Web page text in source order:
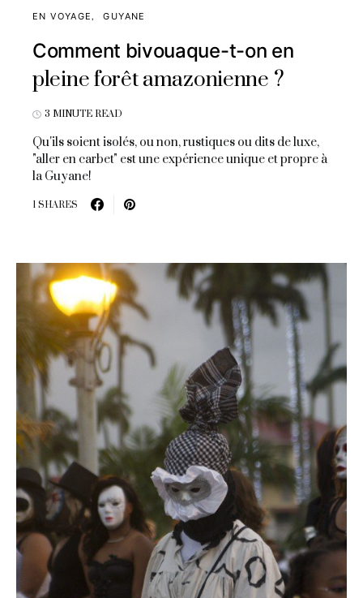
EN VOYAGE GUYANE
Comment bivouaque-t-on en
pleine forêt amazonienne ?
3 MINUTE READ
Qu'ils soient isolés, ou non, rustiques ou dits de luxe,
"aller en carbet" est une expérience unique et propre à
la Guyane!
1 SHARES